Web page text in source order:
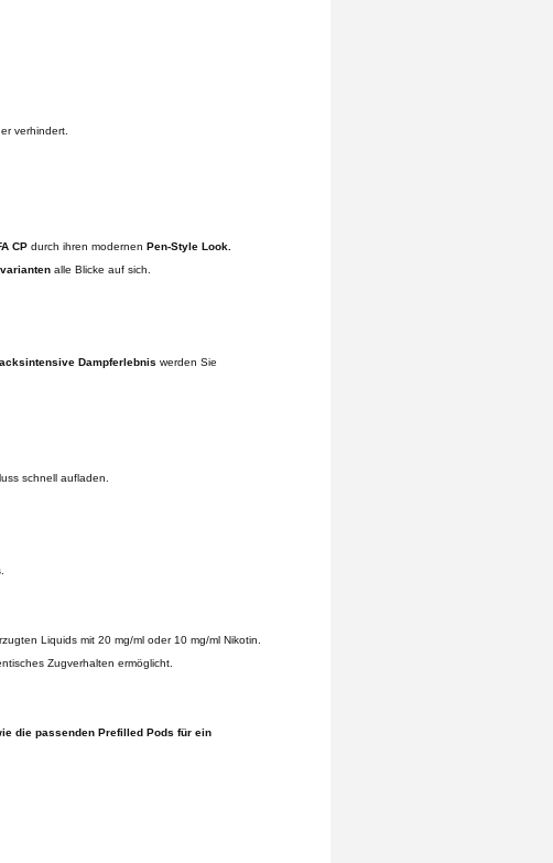
verhindert.
CP durch ihren modernen Pen-Style Look.
alle Blicke auf sich.
Dampferlebnis werden Sie
schnell aufladen.
Liquids mit 20 mg/ml oder 10 mg/ml Nikotin.
Zugverhalten ermöglicht.
die passenden Prefilled Pods für ein